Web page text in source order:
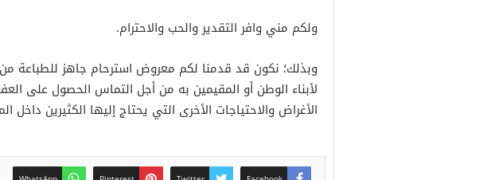
ولكم مني وافر التقدير والحب والاحترام.
وبذلك؛ نكون قد قدمنا لكم معروض استرحام جاهز للطباعة
لأبناء الوطن أو المقيمين به من أجل التماس الحصول على
الأغراض والاحتياجات الأخرى التي يحتاج إليها الكثيرين داخل